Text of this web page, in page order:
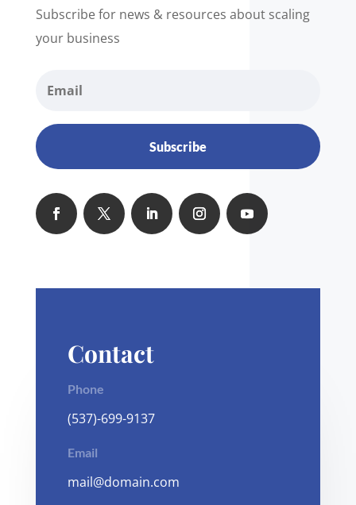
Subscribe for news & resources about scaling
your business
Subscribe
Contact
Phone
(537)-699-9137
Email
mail@domain.com